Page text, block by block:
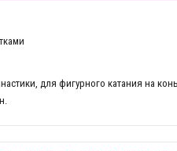
для фигурного катания на